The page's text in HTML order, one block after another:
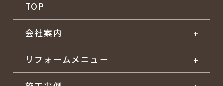
TOP
会社案内
リフォームメニュー